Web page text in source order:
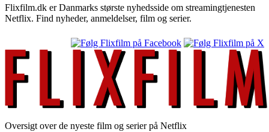
Flixfilm.dk er Danmarks største nyhedsside om streamingtjenesten
Netflix. Find nyheder, anmeldelser, film og serier.
Oversigt over de nyeste film og serier på Netflix